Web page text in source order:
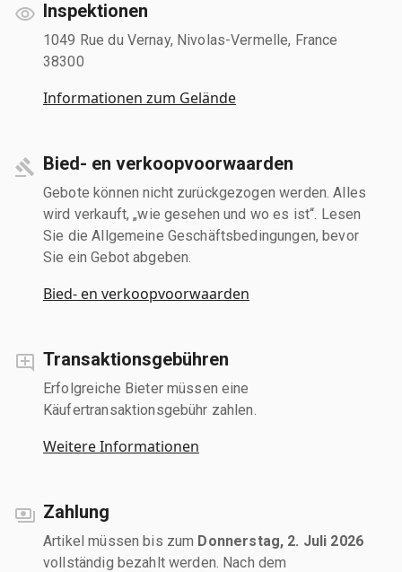
Inspektionen
1049 Rue du Vernay, Nivolas-Vermelle, France
38300
Informationen zum Gelände
Bied- en verkoopvoorwaarden
Gebote können nicht zurückgezogen werden. Alles
wird verkauft, „wie gesehen und wo es ist“. Lesen
Sie die Allgemeine Geschäftsbedingungen, bevor
Sie ein Gebot abgeben.
Bied- en verkoopvoorwaarden
Transaktionsgebühren
Erfolgreiche Bieter müssen eine
Käufertransaktionsgebühr zahlen.
Weitere Informationen
Zahlung
Artikel müssen bis zum Donnerstag, 2. Juli 2026
vollständig bezahlt werden. Nach dem